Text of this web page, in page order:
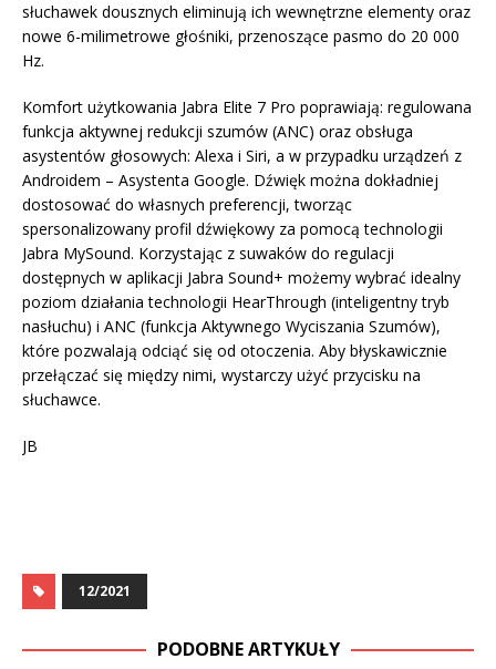
słuchawek dousznych eliminują ich wewnętrzne elementy oraz
nowe 6-milimetrowe głośniki, przenoszące pasmo do 20 000
Hz.
Komfort użytkowania Jabra Elite 7 Pro poprawiają: regulowana
funkcja aktywnej redukcji szumów (ANC) oraz obsługa
asystentów głosowych: Alexa i Siri, a w przypadku urządzeń z
Androidem – Asystenta Google. Dźwięk można dokładniej
dostosować do własnych preferencji, tworząc
spersonalizowany profil dźwiękowy za pomocą technologii
Jabra MySound. Korzystając z suwaków do regulacji
dostępnych w aplikacji Jabra Sound+ możemy wybrać idealny
poziom działania technologii HearThrough (inteligentny tryb
nasłuchu) i ANC (funkcja Aktywnego Wyciszania Szumów),
które pozwalają odciąć się od otoczenia. Aby błyskawicznie
przełączać się między nimi, wystarczy użyć przycisku na
słuchawce.
JB
12/2021
PODOBNE ARTYKUŁY